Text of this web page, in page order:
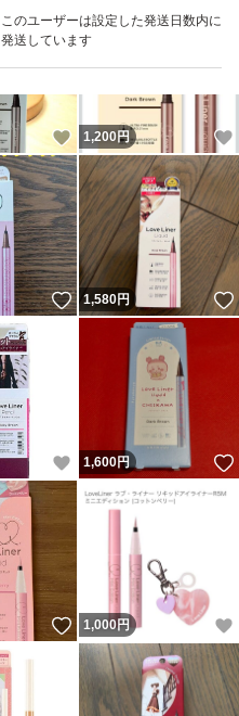
このユーザーは設定した発送日数内に
発送しています
いいね！
1,200円
いいね！
1,580円
いいね！
1,600円
いいね！
1,000円